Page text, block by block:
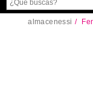
almacenessi